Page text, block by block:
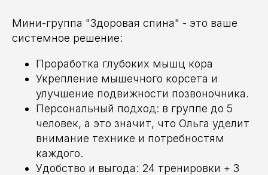
Мини-группа "Здоровая спина" - это ваше
системное решение:
Проработка глубоких мышц кора
Укрепление мышечного корсета и
улучшение подвижности позвоночника.
Персональный подход: в группе до 5
человек, а это значит, что Ольга уделит
внимание технике и потребностям
каждого.
Удобство и выгода: 24 тренировки + 3